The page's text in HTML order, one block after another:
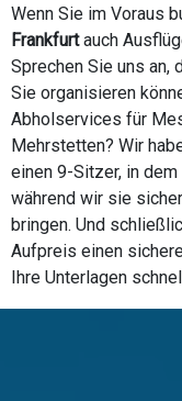
Wenn Sie im Voraus
Frankfurtauch
Sprechen Sie uns an,
Sie organisieren
Abholservices für
Mehrstetten? Wir
einen 9-Sitzer, in
während wir sie
bringen. Und
Aufpreis einen
Ihre Unterlagen